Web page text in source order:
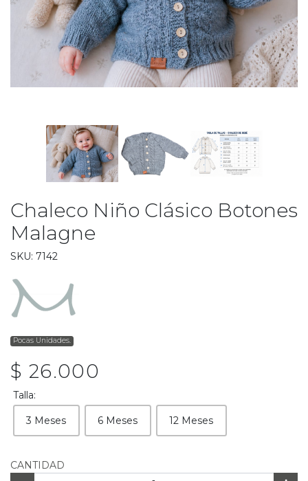
Chaleco Niño Clásico Botones
Malagne
SKU: 7142
Pocas Unidades.
$ 26.000
Talla:
3 Meses 6 Meses 12 Meses
CANTIDAD